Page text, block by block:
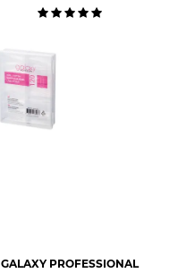
GALAXY PROFESSIONAL